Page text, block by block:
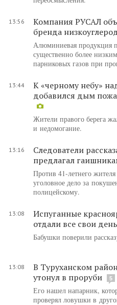
13:56
Компания РУСАЛ
бренда
Алюминиевая продукция
существенно более
парниковых газов при
13:44
К «черному небу»
добавился дым
Жители правого берега
и недомогание.
13:16
Следователи
предлагал
Против 41-летнего
уголовное дело за
полицейскому.
13:08
Испуганные
отдали все свои
Бабушки поверили
13:08
В Туруханском
утонул в проруби
5
Его нашел напарник,
проверял ловушки в